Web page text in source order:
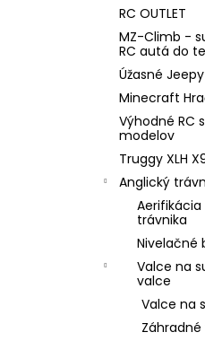
RC OUTLET
MZ-Climb -
RC autá do
Úžasné
Minecraft
Výhodné RC
modelov
Truggy XLH
Anglický
trávnika
Nivelačné
Valce na
valce
Valce na